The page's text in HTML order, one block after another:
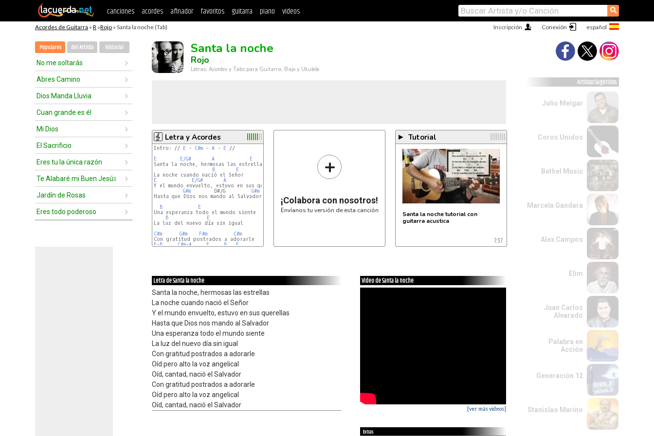
canciones acordes afinador favoritos guitarra piano videos ⚲
Acordes de Guitarra » R »Rojo » Santa la noche (Tab) Conexión
Inscripción
Populares del Artista Historial
No me soltarás
Abres Camino
Dios Manda Lluvia
Cuan grande es él
Mi Dios
El Sacrificio
Eres tu la única razón
Te Alabaré mi Buen Jesús
Jardín de Rosas
Eres todo poderoso
Santa la noche
Rojo
Letras, Acordes y Tabs para Guitarra, Bajo y Ukulele
Letra y Acordes
Intro: // E - C#m - A - E //
E
E/G# A
E
Santa la noche, hermosas las estrellas
B
E
E
E/G# A
Y el mundo envuelto, estuvo en sus querellas
G#m
        D#/G
G#m
Hasta que Dios nos mando al Salvador
B
E
Una esperanza todo el mundo siente
B
E
La luz del nuevo día sin igual
C#m
G#m F#m
C#m
E-B C#m-A E B
E
+
¡Colabora con nosotros!
Envíanos tu versión de esta canción
► Tutorial
Santa la noche tutorial con
guitarra acustica
7:57
Letra de Santa la noche
Santa la noche, hermosas las estrellas
La noche cuando nació el Señor
Y el mundo envuelto, estuvo en sus querellas
Hasta que Dios nos mando al Salvador
Una esperanza todo el mundo siente
La luz del nuevo día sin igual
Con gratitud postrados a adorarle
Oíd pero alto la voz angelical
Oíd, cantad, nació el Salvador
Con gratitud postrados a adorarle
Oíd pero alto la voz angelical
Oíd, cantad, nació el Salvador
Video de Santa la noche
[ver más videos]
Extras
Artistas Sugeridos
Julio Melgar
Coros Unidos
Bethel Music
Marcela Gandara
Alex Campos
Elim
Juan Carlos
Alvarado
Palabra en
Acción
Generación 12
Stanislao Marino